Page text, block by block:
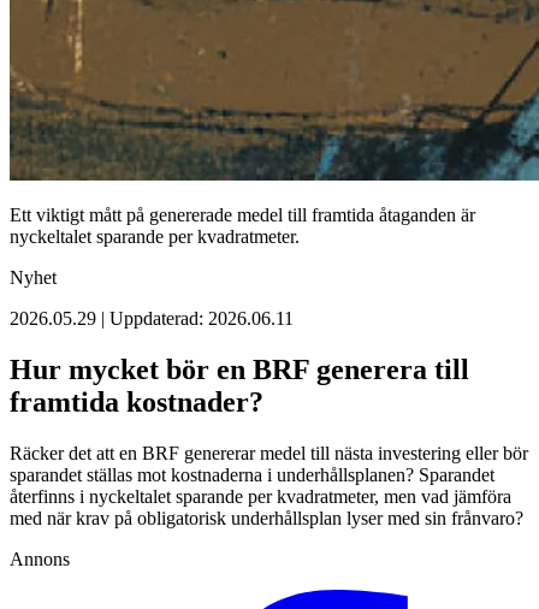
Ett viktigt mått på genererade medel till framtida åtaganden är
nyckeltalet sparande per kvadratmeter.
Nyhet
2026.05.29 | Uppdaterad: 2026.06.11
Hur mycket bör en BRF generera till
framtida kostnader?
Räcker det att en BRF genererar medel till nästa investering eller bör
sparandet ställas mot kostnaderna i underhållsplanen? Sparandet
återfinns i nyckeltalet sparande per kvadratmeter, men vad jämföra
med när krav på obligatorisk underhållsplan lyser med sin frånvaro?
Annons